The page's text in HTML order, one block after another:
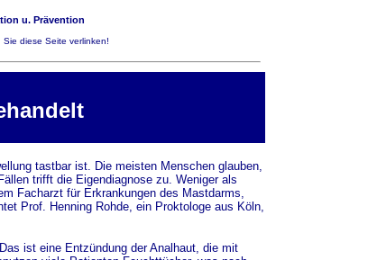
u. Prävention
diese Seite verlinken!
tastbar ist. Die meisten Menschen glauben,
trifft die Eigendiagnose zu. Weniger als
Facharzt für Erkrankungen des Mastdarms,
Prof. Henning Rohde, ein Proktologe aus Köln,
ist eine Entzündung der Analhaut, die mit